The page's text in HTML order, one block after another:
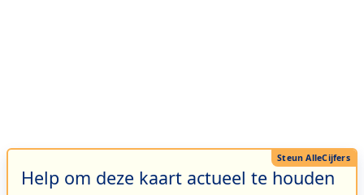
Help om deze kaart actueel te houden